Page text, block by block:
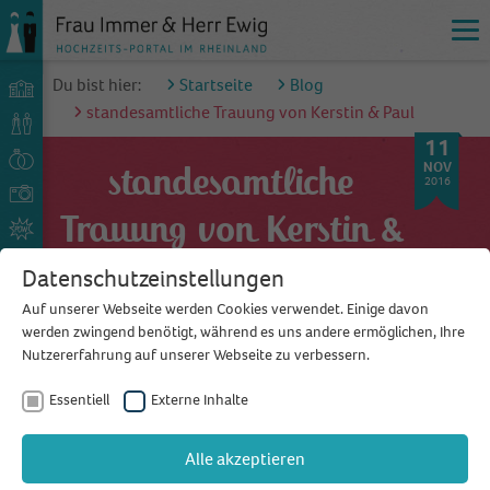
Du bist hier: Startseite
Blog
standesamtliche Trauung von Kerstin & Paul
standesamtliche
Trauung von Kerstin &
Paul
11
NOV
2016
IN DER STADTHALLE
IN WUPPERTAL HABEN SICH
KERSTIN & PAUL DAS JA-WORT
Datenschutzeinstellungen
Auf unserer Webseite werden Cookies verwendet. Einige davon
werden zwingend benötigt, während es uns andere ermöglichen, Ihre
Nutzererfahrung auf unserer Webseite zu verbessern.
Essentiell Externe Inhalte
Alle akzeptieren